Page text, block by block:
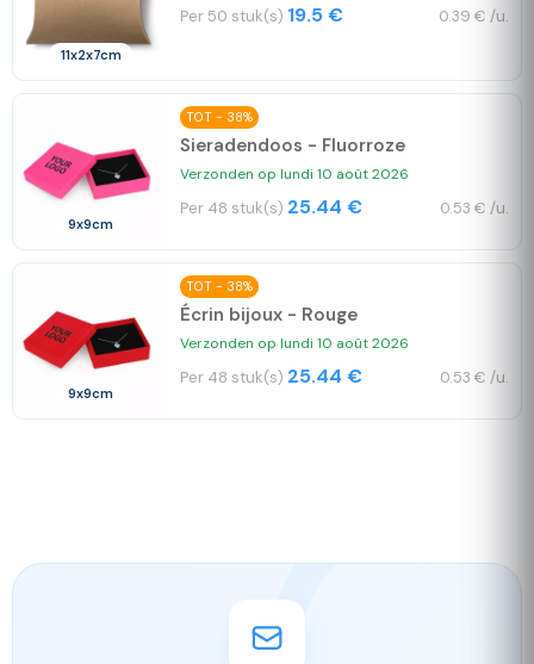
11x2x7cm
Per 50 stuk(s) 19.5 € 0.39 € /u.
9x9cm
TOT - 38%
Sieradendoos - Fluorroze
Verzonden op lundi 10 août 2026
Per 48 stuk(s) 25.44 € 0.53 € /u.
9x9cm
TOT - 38%
Écrin bijoux - Rouge
Verzonden op lundi 10 août 2026
Per 48 stuk(s) 25.44 € 0.53 € /u.